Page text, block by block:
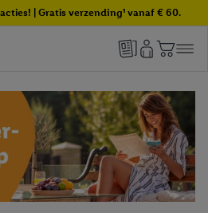
| Gratis verzending¹ vanaf € 60.